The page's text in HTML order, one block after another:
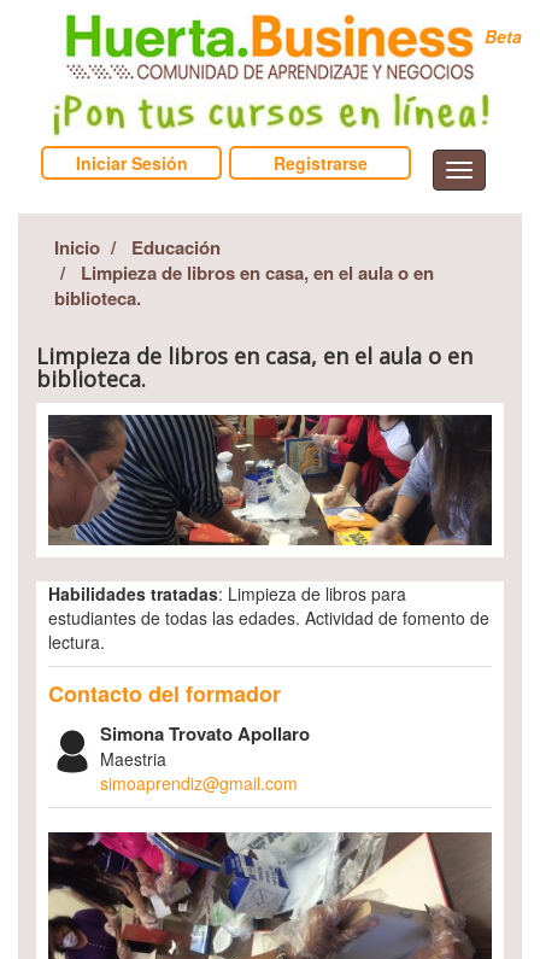
Beta
Registrarse
Iniciar Sesión
Inicio
Educación
Limpieza de libros en casa, en el aula o en
biblioteca.
Limpieza de libros en casa, en el aula o en
biblioteca.
Habilidades tratadas: Limpieza de libros para
estudiantes de todas las edades. Actividad de fomento de
lectura.
Contacto del formador
Simona Trovato Apollaro
Maestria
simoaprendiz@gmail.com